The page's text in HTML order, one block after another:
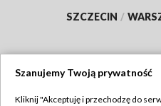
SZCZECIN /
Szanujemy Twoją prywatność
Kliknij "Akceptuję i przechodzę do